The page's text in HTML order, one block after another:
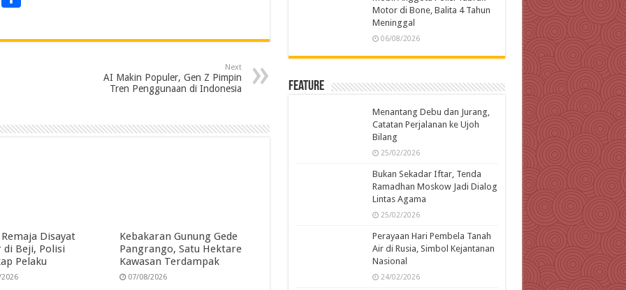
a
Next
AI Makin Populer, Gen Z Pimpin
Tren Penggunaan di Indonesia
Disayat
di Beji, Polisi
Pelaku
Kebakaran Gunung Gede
Pangrango, Satu Hektare
Kawasan Terdampak
07/08/2026
Motor di Bone, Balita 4 Tahun
Meninggal
06/08/2026
Feature
Menantang Debu dan Jurang,
Catatan Perjalanan ke Ujoh
Bilang
25/02/2026
Bukan Sekadar Iftar, Tenda
Ramadhan Moskow Jadi Dialog
Lintas Agama
25/02/2026
Perayaan Hari Pembela Tanah
Air di Rusia, Simbol Kejantanan
Nasional
24/02/2026